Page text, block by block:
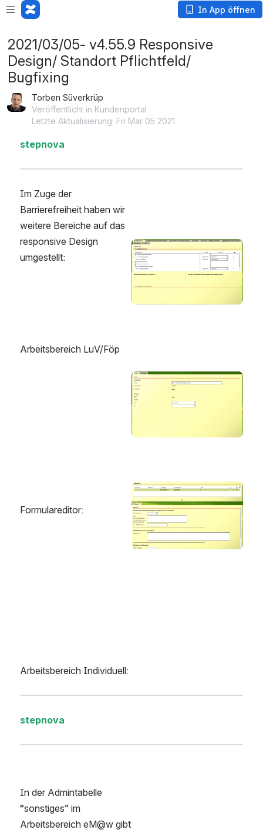
In App öffnen
2021/03/05- v4.55.9 Responsive
Design/ Standort Pflichtfeld/
Bugfixing
Torben Süverkrüp
Veröffentlicht in Kundenportal
Letzte Aktualisierung: Fri Mar 05 2021
stepnova
Im Zuge der
Barrierefreiheit haben wir
weitere Bereiche auf das
responsive Design
umgestellt:
Arbeitsbereich LuV/Föp
Formulareditor:
Arbeitsbereich Individuell:
öffnen
öffnen
öffnen
stepnova
In der Admintabelle
“sonstiges” im
Arbeitsbereich eM@w gibt